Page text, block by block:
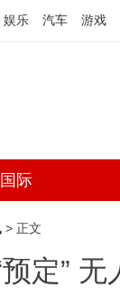
娱乐 汽车 游戏
国际
> 正文
定”